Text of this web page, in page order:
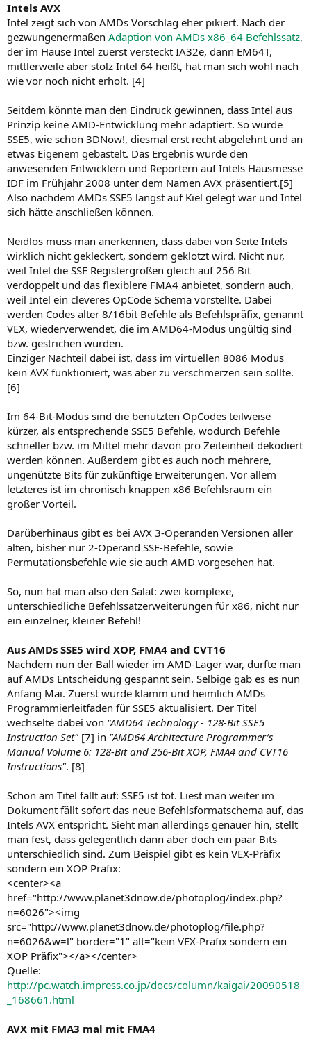
Intels AVX
Intel zeigt sich von AMDs Vorschlag eher pikiert. Nach der
gezwungenermaßen Adaption von AMDs x86_64 Befehlssatz,
der im Hause Intel zuerst versteckt IA32e, dann EM64T,
mittlerweile aber stolz Intel 64 heißt, hat man sich wohl nach
wie vor noch nicht erholt. [4]
Seitdem könnte man den Eindruck gewinnen, dass Intel aus
Prinzip keine AMD-Entwicklung mehr adaptiert. So wurde
SSE5, wie schon 3DNow!, diesmal erst recht abgelehnt und an
etwas Eigenem gebastelt. Das Ergebnis wurde den
anwesenden Entwicklern und Reportern auf Intels Hausmesse
IDF im Frühjahr 2008 unter dem Namen AVX präsentiert.[5]
Also nachdem AMDs SSE5 längst auf Kiel gelegt war und Intel
sich hätte anschließen können.
Neidlos muss man anerkennen, dass dabei von Seite Intels
wirklich nicht gekleckert, sondern geklotzt wird. Nicht nur,
weil Intel die SSE Registergrößen gleich auf 256 Bit
verdoppelt und das flexiblere FMA4 anbietet, sondern auch,
weil Intel ein cleveres OpCode Schema vorstellte. Dabei
werden Codes alter 8/16bit Befehle als Befehlspräfix, genannt
VEX, wiederverwendet, die im AMD64-Modus ungültig sind
bzw. gestrichen wurden.
Einziger Nachteil dabei ist, dass im virtuellen 8086 Modus
kein AVX funktioniert, was aber zu verschmerzen sein sollte.
[6]
Im 64-Bit-Modus sind die benützten OpCodes teilweise
kürzer, als entsprechende SSE5 Befehle, wodurch Befehle
schneller bzw. im Mittel mehr davon pro Zeiteinheit dekodiert
werden können. Außerdem gibt es auch noch mehrere,
ungenützte Bits für zukünftige Erweiterungen. Vor allem
letzteres ist im chronisch knappen x86 Befehlsraum ein
großer Vorteil.
Darüberhinaus gibt es bei AVX 3-Operanden Versionen aller
alten, bisher nur 2-Operand SSE-Befehle, sowie
Permutationsbefehle wie sie auch AMD vorgesehen hat.
So, nun hat man also den Salat: zwei komplexe,
unterschiedliche Befehlssatzerweiterungen für x86, nicht nur
ein einzelner, kleiner Befehl!
Aus AMDs SSE5 wird XOP, FMA4 and CVT16
Nachdem nun der Ball wieder im AMD-Lager war, durfte man
auf AMDs Entscheidung gespannt sein. Selbige gab es es nun
Anfang Mai. Zuerst wurde klamm und heimlich AMDs
Programmierleitfaden für SSE5 aktualisiert. Der Titel
wechselte dabei von "AMD64 Technology - 128-Bit SSE5
Instruction Set" [7] in "AMD64 Architecture Programmer’s
Manual Volume 6: 128-Bit and 256-Bit XOP, FMA4 and CVT16
Instructions". [8]
Schon am Titel fällt auf: SSE5 ist tot. Liest man weiter im
Dokument fällt sofort das neue Befehlsformatschema auf, das
Intels AVX entspricht. Sieht man allerdings genauer hin, stellt
man fest, dass gelegentlich dann aber doch ein paar Bits
unterschiedlich sind. Zum Beispiel gibt es kein VEX-Präfix
sondern ein XOP Präfix:
<center><a
href="http://www.planet3dnow.de/photoplog/index.php?
n=6026"><img
src="http://www.planet3dnow.de/photoplog/file.php?
n=6026&w=l" border="1" alt="kein VEX-Präfix sondern ein
XOP Präfix"></a></center>
Quelle:
http://pc.watch.impress.co.jp/docs/column/kaigai/20090518
_168661.html
AVX mit FMA3 mal mit FMA4